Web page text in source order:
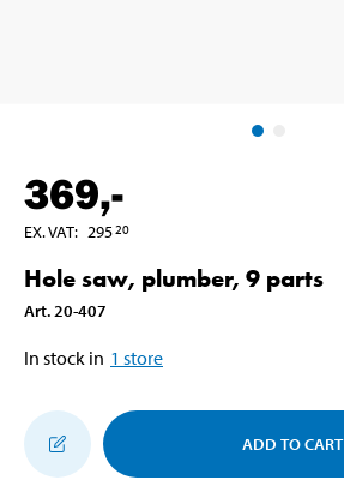
369,-
EX. VAT: 29520
Hole saw, plumber, 9 parts
Art. 20-407
In stock in 1 store
ADD TO CART